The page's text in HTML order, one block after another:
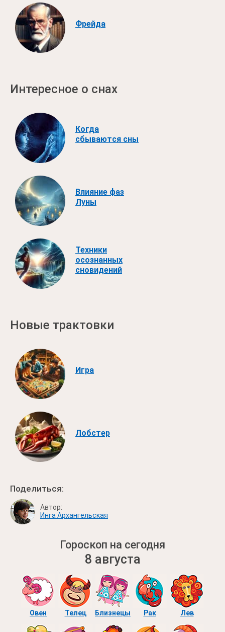
Фрейда
Интересное о снах
Когда
сбываются сны
Влияние фаз
Луны
Техники
осознанных
сновидений
Новые трактовки
Игра
Лобстер
Поделиться:
Автор:
Инга Архангельская
Гороскоп на сегодня
8 августа
Овен Телец Близнецы Рак Лев